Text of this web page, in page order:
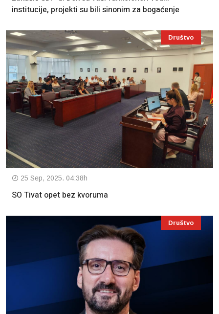
institucije, projekti su bili sinonim za bogaćenje
Društvo
25 Sep, 2025. 04:38h
SO Tivat opet bez kvoruma
Društvo